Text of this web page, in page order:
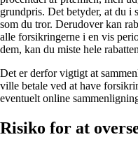
grundpris. Det betyder, at du i
som du tror. Derudover kan
alle forsikringerne i en vis
dem, kan du miste hele
Det er derfor vigtigt at
ville betale ved at have
eventuelt online
Risiko for at